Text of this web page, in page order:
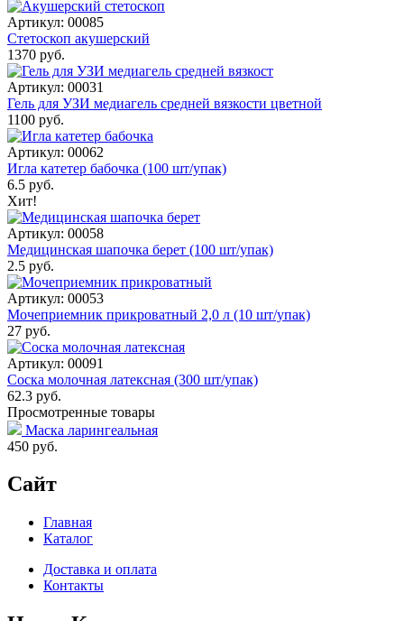
Артикул: 00085
Стетоскоп акушерский
1370 руб.
Артикул: 00031
Гель для УЗИ медиагель средней вязкости цветной
1100 руб.
Артикул: 00062
Игла катетер бабочка (100 шт/упак)
6.5 руб.
Хит!
Артикул: 00058
Медицинская шапочка берет (100 шт/упак)
2.5 руб.
Артикул: 00053
Мочеприемник прикроватный 2,0 л (10 шт/упак)
27 руб.
Артикул: 00091
Соска молочная латексная (300 шт/упак)
62.3 руб.
Просмотренные товары
Маска ларингеальная
450 руб.
Сайт
Главная
Каталог
Доставка и оплата
Контакты